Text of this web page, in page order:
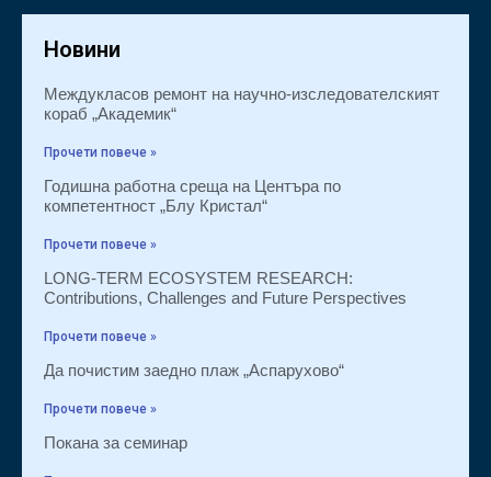
Новини
Междукласов ремонт на научно-изследователският
кораб „Академик“
Прочети повече »
Годишна работна среща на Центъра по
компетентност „Блу Кристал“
Прочети повече »
LONG-TERM ECOSYSTEM RESEARCH:
Contributions, Challenges and Future Perspectives
Прочети повече »
Да почистим заедно плаж „Аспарухово“
Прочети повече »
Покана за семинар